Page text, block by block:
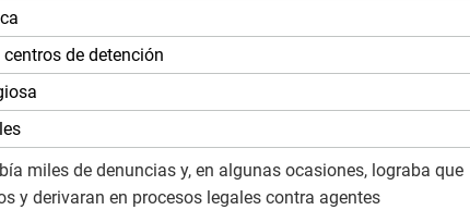
de detención
miles de denuncias y, en algunas ocasiones, lograba que
y derivaran en procesos legales contra agentes